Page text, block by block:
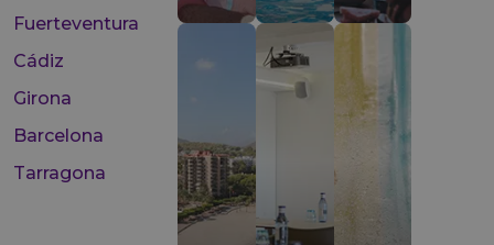
Fuerteventura
Cádiz
Girona
Barcelona
Tarragona